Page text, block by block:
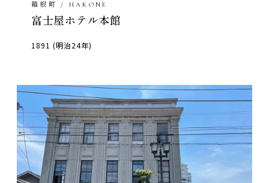
箱根町 / HAKONE
富士屋ホテル本館
1891 (明治24年)